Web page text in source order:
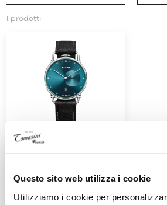
Questo sito web utilizza i cookie
Utilizziamo i cookie per
1 prodotti
BAUME & MERCIER
CONTATTA UN VENDITORE